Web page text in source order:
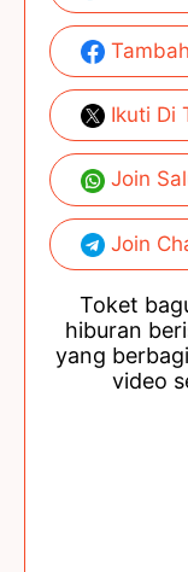
Ikuti Di
Join
Join
Toket
hiburan
yang
video